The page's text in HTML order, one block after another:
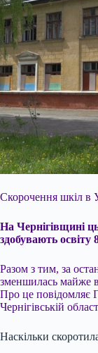
Скорочення шкіл в
На Чернігівщині
здобувають освіту
Разом з тим, за
зменшилась майже
Про це повідомляє
Чернігівській
Наскільки